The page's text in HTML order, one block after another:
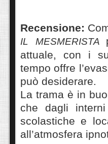
Recensione:
IL MESMERISTA
attuale, con i
tempo offre
può desiderare.
La trama è in
che dagli
scolastiche e
all’atmosfera